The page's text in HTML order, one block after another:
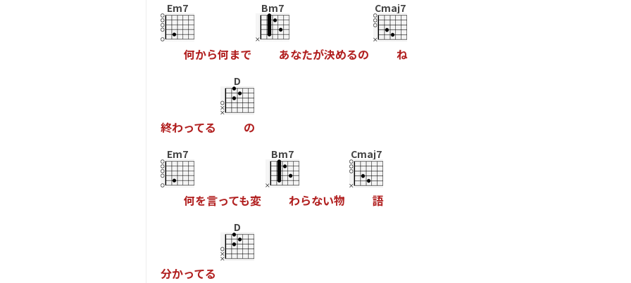
Em7
何から何まで
Bm7
あなたが決めるの
Cmaj7
ね
終わってる
D
の
Em7
何を言っても変
Bm7
わらない物
Cmaj7
語
分かってる
D